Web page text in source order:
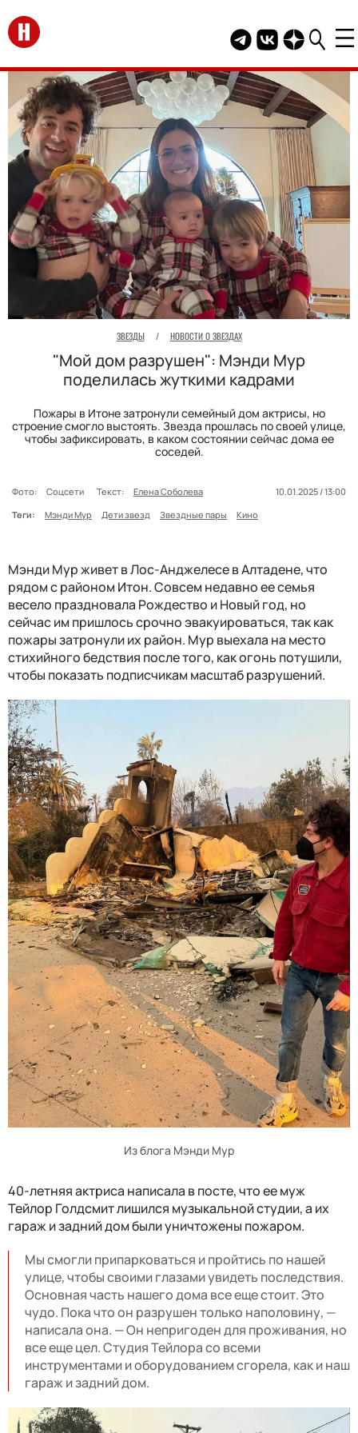
Перейти на главную
Telegram канал
Группа HELLO
Канал
ЗВЕЗДЫ / НОВОСТИ О ЗВЕЗДАХ
"Мой дом разрушен": Мэнди Мур
поделилась жуткими кадрами
Пожары в Итоне затронули семейный дом актрисы, но
строение смогло выстоять. Звезда прошлась по своей улице,
чтобы зафиксировать, в каком состоянии сейчас дома ее
соседей.
Фото: Соцсети Текст: Елена Соболева
10.01.2025 / 13:00
Теги:
Мэнди Мур Дети звезд Звездные пары Кино
Мэнди Мур живет в Лос-Анджелесе в Алтадене, что
рядом с районом Итон. Совсем недавно ее семья
весело праздновала Рождество и Новый год, но
сейчас им пришлось срочно эвакуироваться, так как
пожары затронули их район. Мур выехала на место
стихийного бедствия после того, как огонь потушили,
чтобы показать подписчикам масштаб разрушений.
Из блога Мэнди Мур
40-летняя актриса написала в посте, что ее муж
Тейлор Голдсмит лишился музыкальной студии, а их
гараж и задний дом были уничтожены пожаром.
Мы смогли припарковаться и пройтись по нашей
улице, чтобы своими глазами увидеть последствия.
Основная часть нашего дома все еще стоит. Это
чудо. Пока что он разрушен только наполовину, —
написала она. — Он непригоден для проживания, но
все еще цел. Студия Тейлора со всеми
инструментами и оборудованием сгорела, как и наш
гараж и задний дом.